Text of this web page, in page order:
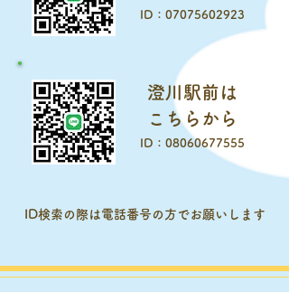
​ID：07075602923
​澄川駅前は
​こちらから
​ID：08060677555
​ID検索の際は電話番号の方でお願いします